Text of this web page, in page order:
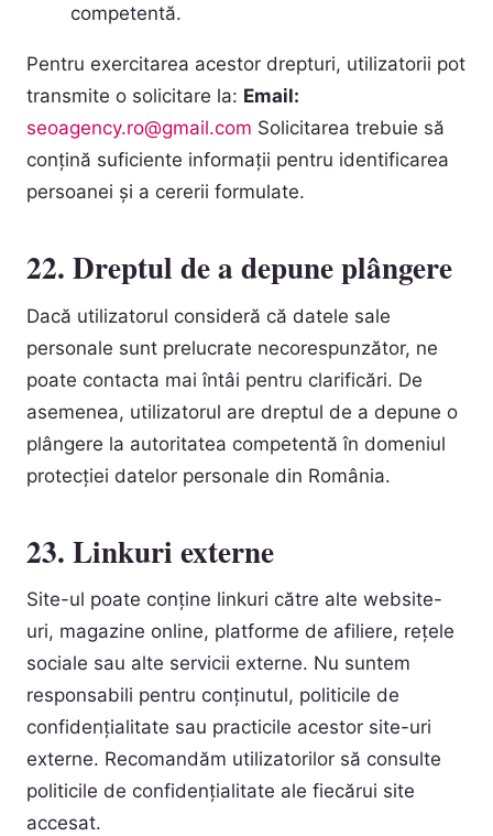
competentă.
Pentru exercitarea acestor drepturi, utilizatorii pot
transmite o solicitare la: Email:
seoagency.ro@gmail.com Solicitarea trebuie să
conțină suficiente informații pentru identificarea
persoanei și a cererii formulate.
22. Dreptul de a depune plângere
Dacă utilizatorul consideră că datele sale
personale sunt prelucrate necorespunzător, ne
poate contacta mai întâi pentru clarificări. De
asemenea, utilizatorul are dreptul de a depune o
plângere la autoritatea competentă în domeniul
protecției datelor personale din România.
23. Linkuri externe
Site-ul poate conține linkuri către alte website-
uri, magazine online, platforme de afiliere, rețele
sociale sau alte servicii externe. Nu suntem
responsabili pentru conținutul, politicile de
confidențialitate sau practicile acestor site-uri
externe. Recomandăm utilizatorilor să consulte
politicile de confidențialitate ale fiecărui site
accesat.